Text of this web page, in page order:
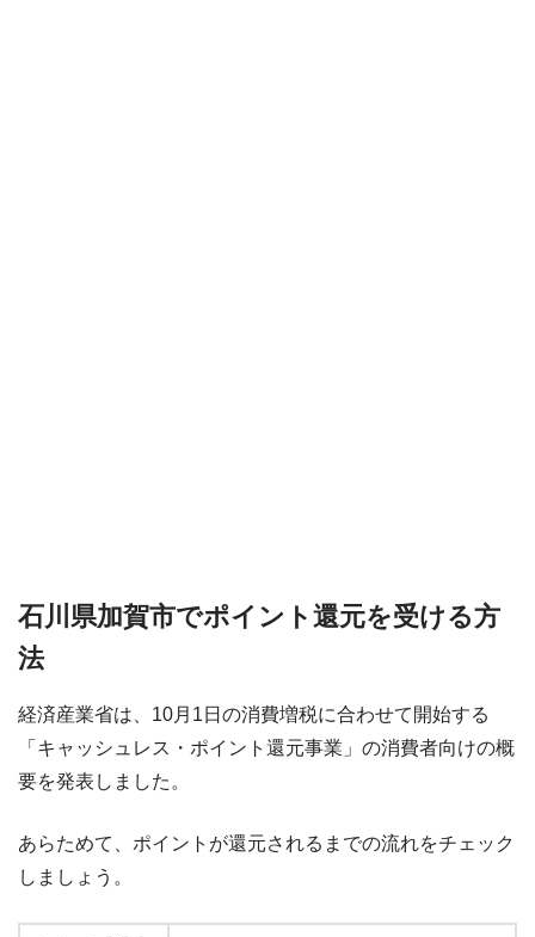
石川県加賀市でポイント還元を受ける方
法
経済産業省は、10月1日の消費増税に合わせて開始する
「キャッシュレス・ポイント還元事業」の消費者向けの概
要を発表しました。
あらためて、ポイントが還元されるまでの流れをチェック
しましょう。